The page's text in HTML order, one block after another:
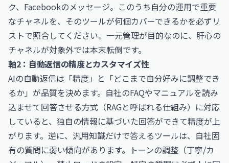
ク、Facebookのメッセージ。このうち自分の運用で重要
なチャネルを、そのツールが何個カバーできるかを必ずリ
ストで照合してください。一元管理が目的なのに、肝心の
チャネルが対象外では本末転倒です。
軸2：自動返信の精度とカスタマイズ性
AIの自動返信は「精度」と「どこまで自分好みに調整でき
るか」が品質を決めます。自社のFAQやマニュアルを読み
込ませて回答させる方式（RAGと呼ばれる仕組み）に対応
していると、独自の情報に基づいた回答ができて精度が上
がります。逆に、汎用知識だけで答えるツールは、自社固
有の質問に弱い傾向があります。トーンの調整（丁寧/カ